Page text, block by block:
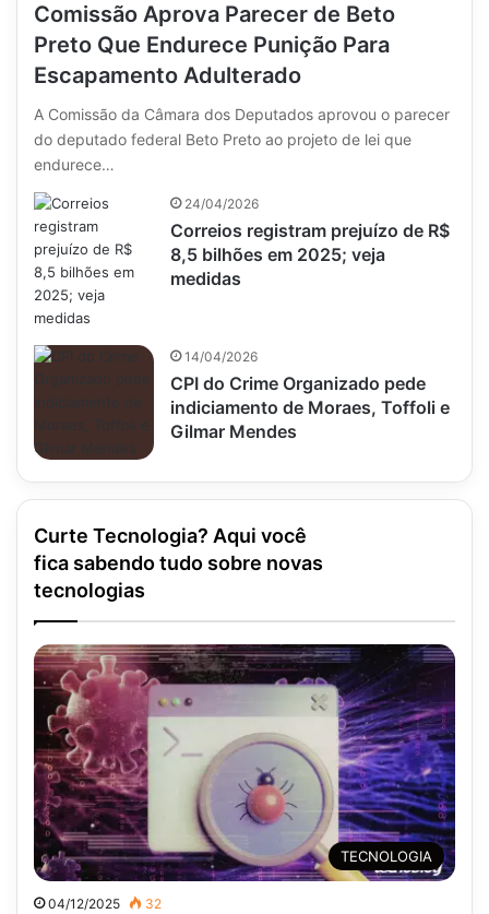
Comissão Aprova Parecer de Beto
Preto Que Endurece Punição Para
Escapamento Adulterado
A Comissão da Câmara dos Deputados aprovou o parecer
do deputado federal Beto Preto ao projeto de lei que
endurece…
24/04/2026
Correios registram prejuízo de R$
8,5 bilhões em 2025; veja
medidas
14/04/2026
CPI do Crime Organizado pede
indiciamento de Moraes, Toffoli e
Gilmar Mendes
Curte Tecnologia? Aqui você
fica sabendo tudo sobre novas
tecnologias
TECNOLOGIA
04/12/2025 32